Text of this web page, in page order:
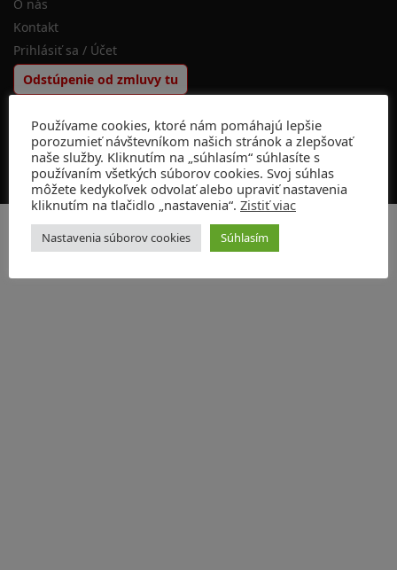
O nás
Kontakt
Prihlásiť sa / Účet
Odstúpenie od zmluvy tu
© Fiorangelo 2026
Používame cookies, ktoré nám pomáhajú lepšie
porozumieť návštevníkom našich stránok a zlepšovať
naše služby. Kliknutím na „súhlasím“ súhlasíte s
používaním všetkých súborov cookies. Svoj súhlas
môžete kedykoľvek odvolať alebo upraviť nastavenia
kliknutím na tlačidlo „nastavenia“. Zistiť viac
Nastavenia súborov cookies Súhlasím